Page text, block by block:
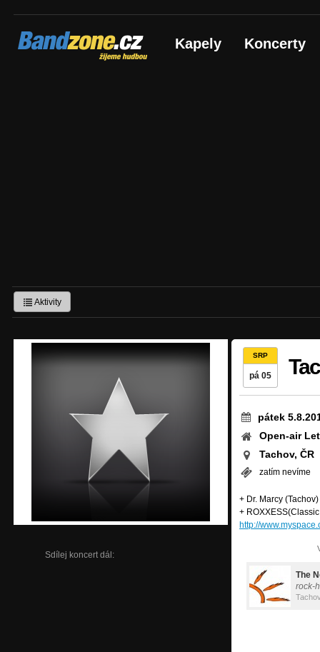
Bandzone.cz
žijeme hudbou Kapely Koncerty
Aktivity
Sdílej koncert dál:
SRP
pá 05
pátek
Open-air
Tachov, ČR
zatím nevíme
+ Dr. Marcy (Tachov)
+
http://
The
rock-